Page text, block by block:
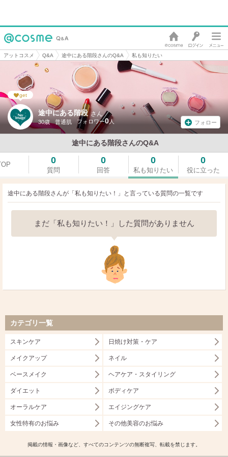
アットコスメ Q&A 途中にある階段さんのQ&A 私も知りたい
途中にある階段 さん
30歳 普通肌 0 フォロー
途中にある階段さんのQ&A
get
0
質問
0
回答
0
私も知りたい
0
役に立った
途中にある階段さんが「私も知りたい！」と言っている質問の一覧です
まだ「私も知りたい！」した質問がありません
カテゴリ一覧
スキンケア 日焼け対策・ケア
メイクアップ ネイル
ベースメイク ヘアケア・スタイリング
ダイエット ボディケア
オーラルケア エイジングケア
女性特有のお悩み その他美容のお悩み
掲載の情報・画像など、すべてのコンテンツの無断複写、転載を禁じます。